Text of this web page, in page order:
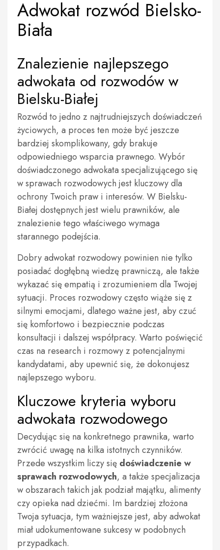
Adwokat rozwód Bielsko-
Biała
Znalezienie najlepszego
adwokata od rozwodów w
Bielsku-Białej
Rozwód to jedno z najtrudniejszych doświadczeń
życiowych, a proces ten może być jeszcze
bardziej skomplikowany, gdy brakuje
odpowiedniego wsparcia prawnego. Wybór
doświadczonego adwokata specjalizującego się
w sprawach rozwodowych jest kluczowy dla
ochrony Twoich praw i interesów. W Bielsku-
Białej dostępnych jest wielu prawników, ale
znalezienie tego właściwego wymaga
starannego podejścia.
Dobry adwokat rozwodowy powinien nie tylko
posiadać dogłębną wiedzę prawniczą, ale także
wykazać się empatią i zrozumieniem dla Twojej
sytuacji. Proces rozwodowy często wiąże się z
silnymi emocjami, dlatego ważne jest, aby czuć
się komfortowo i bezpiecznie podczas
konsultacji i dalszej współpracy. Warto poświęcić
czas na research i rozmowy z potencjalnymi
kandydatami, aby upewnić się, że dokonujesz
najlepszego wyboru.
Kluczowe kryteria wyboru
adwokata rozwodowego
Decydując się na konkretnego prawnika, warto
zwrócić uwagę na kilka istotnych czynników.
Przede wszystkim liczy się doświadczenie w
sprawach rozwodowych, a także specjalizacja
w obszarach takich jak podział majątku, alimenty
czy opieka nad dziećmi. Im bardziej złożona
Twoja sytuacja, tym ważniejsze jest, aby adwokat
miał udokumentowane sukcesy w podobnych
przypadkach.